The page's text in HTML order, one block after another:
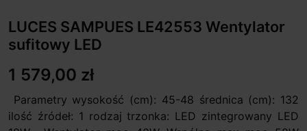
LUCES SAMPUES LE42553 Wentylator
sufitowy LED
1 579,00 zł
Parametry wysokość (cm): 45-48 średnica (cm): 132
ilość źródeł: 1 rodzaj trzonka: LED zintegrowany LED